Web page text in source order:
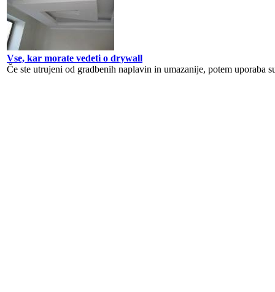
Vse, kar morate vedeti o drywall
Če ste utrujeni od gradbenih naplavin in umazanije, potem uporaba